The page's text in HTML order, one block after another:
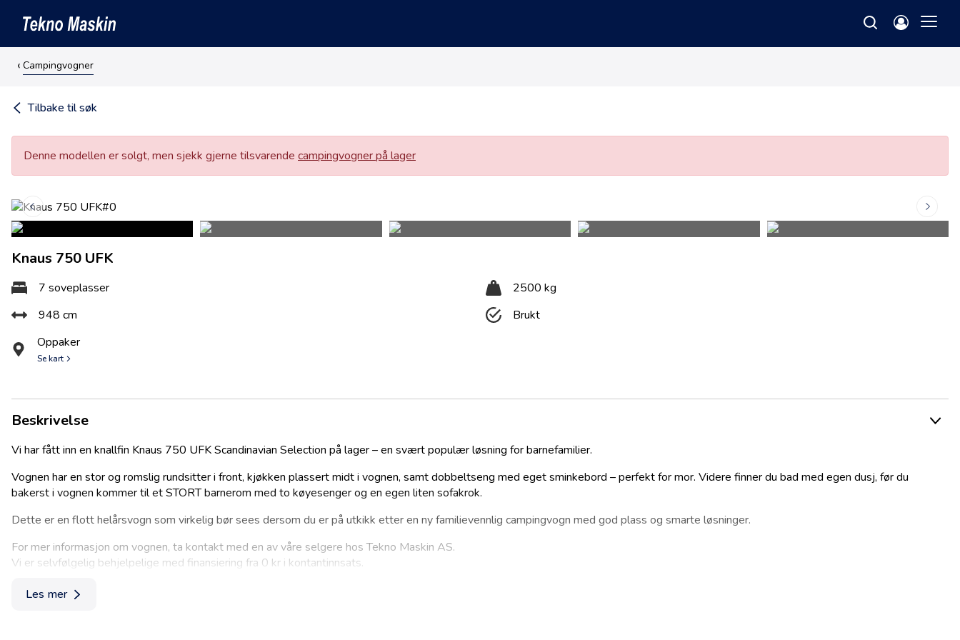
Campingvogner
Tilbake til søk
Denne modellen er solgt, men sjekk gjerne tilsvarende campingvogner på lager
Knaus 750 UFK
7 soveplasser
2500 kg
948 cm
Brukt
Oppaker
Se kart
Beskrivelse
Vi har fått inn en knallfin Knaus 750 UFK Scandinavian Selection på lager – en svært populær løsning for barnefamilier.
Vognen har en stor og romslig rundsitter i front, kjøkken plassert midt i vognen, samt dobbeltseng med eget sminkebord – perfekt for mor. Videre finner du bad med egen dusj, før du
bakerst i vognen kommer til et STORT barnerom med to køyesenger og en egen liten sofakrok.
Dette er en flott helårsvogn som virkelig bør sees dersom du er på utkikk etter en ny familievennlig campingvogn med god plass og smarte løsninger.
For mer informasjon om vognen, ta kontakt med en av våre selgere hos Tekno Maskin AS.
Vi er selvfølgelig behjelpelige med finansiering fra 0 kr i kontantinnsats.
Forbehold om vekt
Les mer